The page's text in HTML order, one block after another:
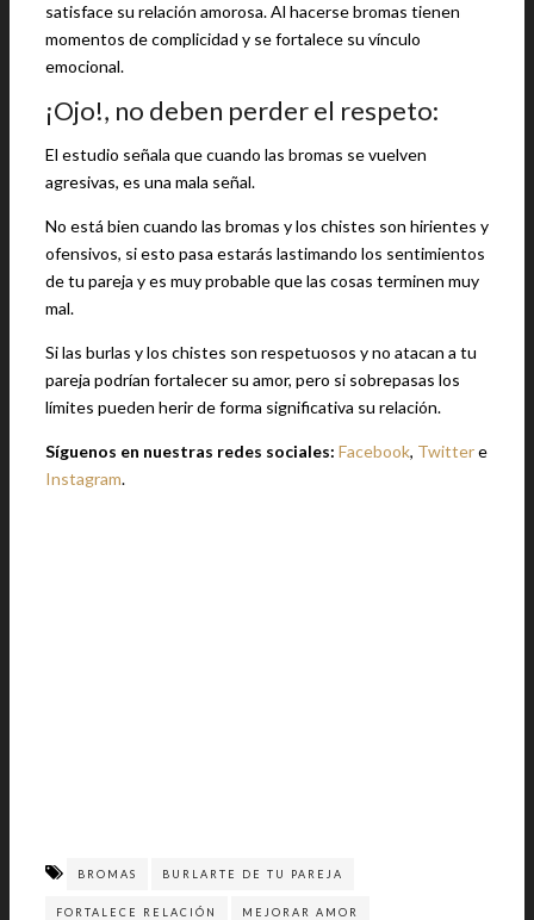
satisface su relación amorosa. Al hacerse bromas tienen
momentos de complicidad y se fortalece su vínculo
emocional.
¡Ojo!, no deben perder el respeto:
El estudio señala que cuando las bromas se vuelven
agresivas, es una mala señal.
No está bien cuando las bromas y los chistes son hirientes y
ofensivos, si esto pasa estarás lastimando los sentimientos
de tu pareja y es muy probable que las cosas terminen muy
mal.
Si las burlas y los chistes son respetuosos y no atacan a tu
pareja podrían fortalecer su amor, pero si sobrepasas los
límites pueden herir de forma significativa su relación.
Síguenos en nuestras redes sociales: Facebook, Twittere
Instagram.
BROMAS BURLARTE DE TU PAREJA
FORTALECE RELACIÓN MEJORAR AMOR